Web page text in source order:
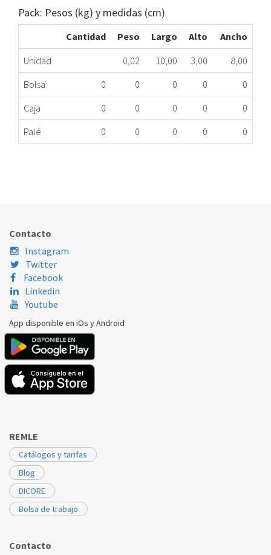
Pack: Pesos (kg) y medidas (cm)
Cantidad Peso Largo Alto
Ancho
Unidad
0,02 10,00 3,00
8,00
Bolsa
0 0 0 0
0
Caja
0 0 0 0
0
Palé
0 0 0 0 0
Contacto
Instagram
Twitter
Facebook
Linkedin
Youtube
App disponible en iOs y Android
REMLE
Catálogos y tarifas
Blog
DICORE
Bolsa de trabajo
Contacto